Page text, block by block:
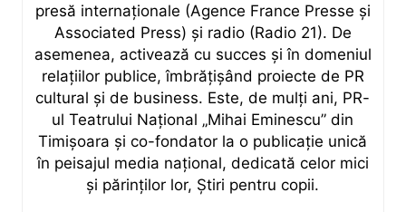
presă internaționale (Agence France Presse și
Associated Press) și radio (Radio 21). De
asemenea, activează cu succes și în domeniul
relațiilor publice, îmbrățișând proiecte de PR
cultural și de business. Este, de mulți ani, PR-
ul Teatrului Național „Mihai Eminescu” din
Timișoara și co-fondator la o publicație unică
în peisajul media național, dedicată celor mici
și părinților lor, Știri pentru copii.